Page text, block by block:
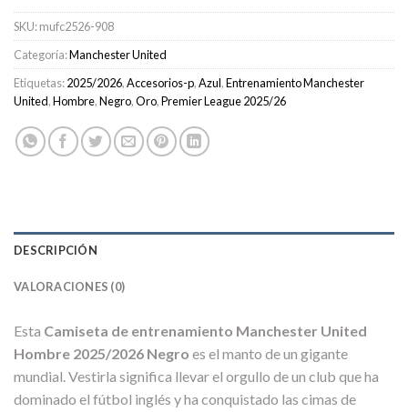
SKU:mufc2526-908
Categoría:Manchester United
Etiquetas:2025/2026,Accesorios-p,Azul,Entrenamiento Manchester
United,Hombre,Negro,Oro,Premier League 2025/26
DESCRIPCIÓN
VALORACIONES (0)
Esta Camiseta de entrenamiento Manchester United
Hombre 2025/2026 Negro es el manto de un gigante
mundial. Vestirla significa llevar el orgullo de un club que ha
dominado el fútbol inglés y ha conquistado las cimas de